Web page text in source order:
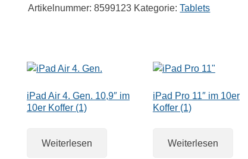
Artikelnummer:8599123 Kategorie:Tablets
iPad Air 4. Gen. 10,9″ im
10er Koffer (1)
Weiterlesen
iPad Pro 11″ im 10er
Koffer (1)
Weiterlesen